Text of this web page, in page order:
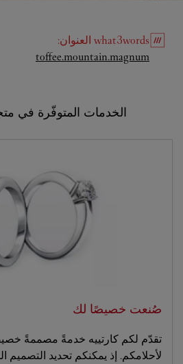
what3words العنوان:
toffee.mountain.magnum
Tab
الخدمات المتوفّرة في
صُنعت خصيصًا لك
تقدّم لكم كارتييه خدمةً مصممةً
لأحلامكم. إذ يمكنكم تحديد التصميم